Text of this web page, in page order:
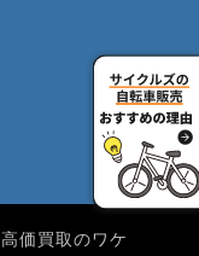
高価買取のワケ